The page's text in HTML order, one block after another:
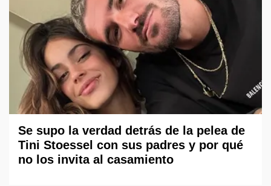
Se supo la verdad detrás de la pelea de
Tini Stoessel con sus padres y por qué
no los invita al casamiento